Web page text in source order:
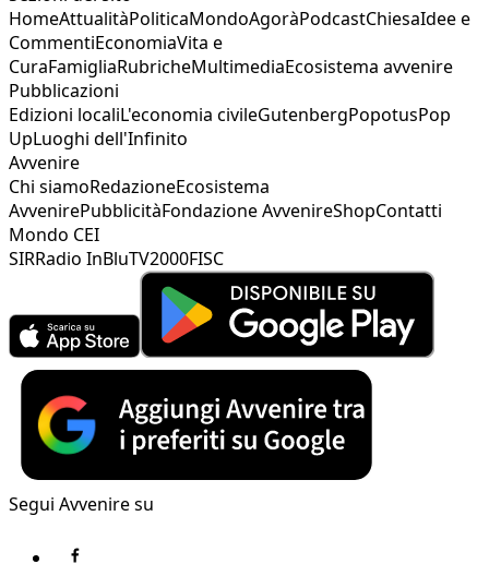
HomeAttualitàPoliticaMondoAgoràPodcastChiesaIdee e
CommentiEconomiaVita e
CuraFamigliaRubricheMultimediaEcosistema avvenire
Pubblicazioni
Edizioni localiL'economia civileGutenbergPopotusPop
UpLuoghi dell'Infinito
Avvenire
Chi siamoRedazioneEcosistema
AvvenirePubblicitàFondazione AvvenireShopContatti
Mondo CEI
SIRRadio InBluTV2000FISC
Segui Avvenire su